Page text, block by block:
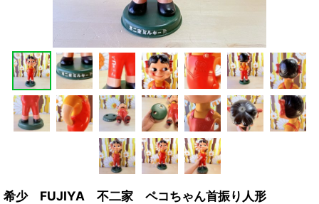
希少 FUJIYA 不二家 ペコちゃん首振り人形